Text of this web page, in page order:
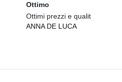
Ottimo
Ottimi prezzi e qualit
ANNA DE LUCA